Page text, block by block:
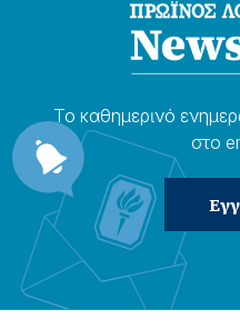
Το καθημερɩνό
στο